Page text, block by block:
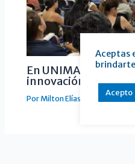
En
innovación y
PorMilton Elías Infante Olago
Aceptas
Acepto